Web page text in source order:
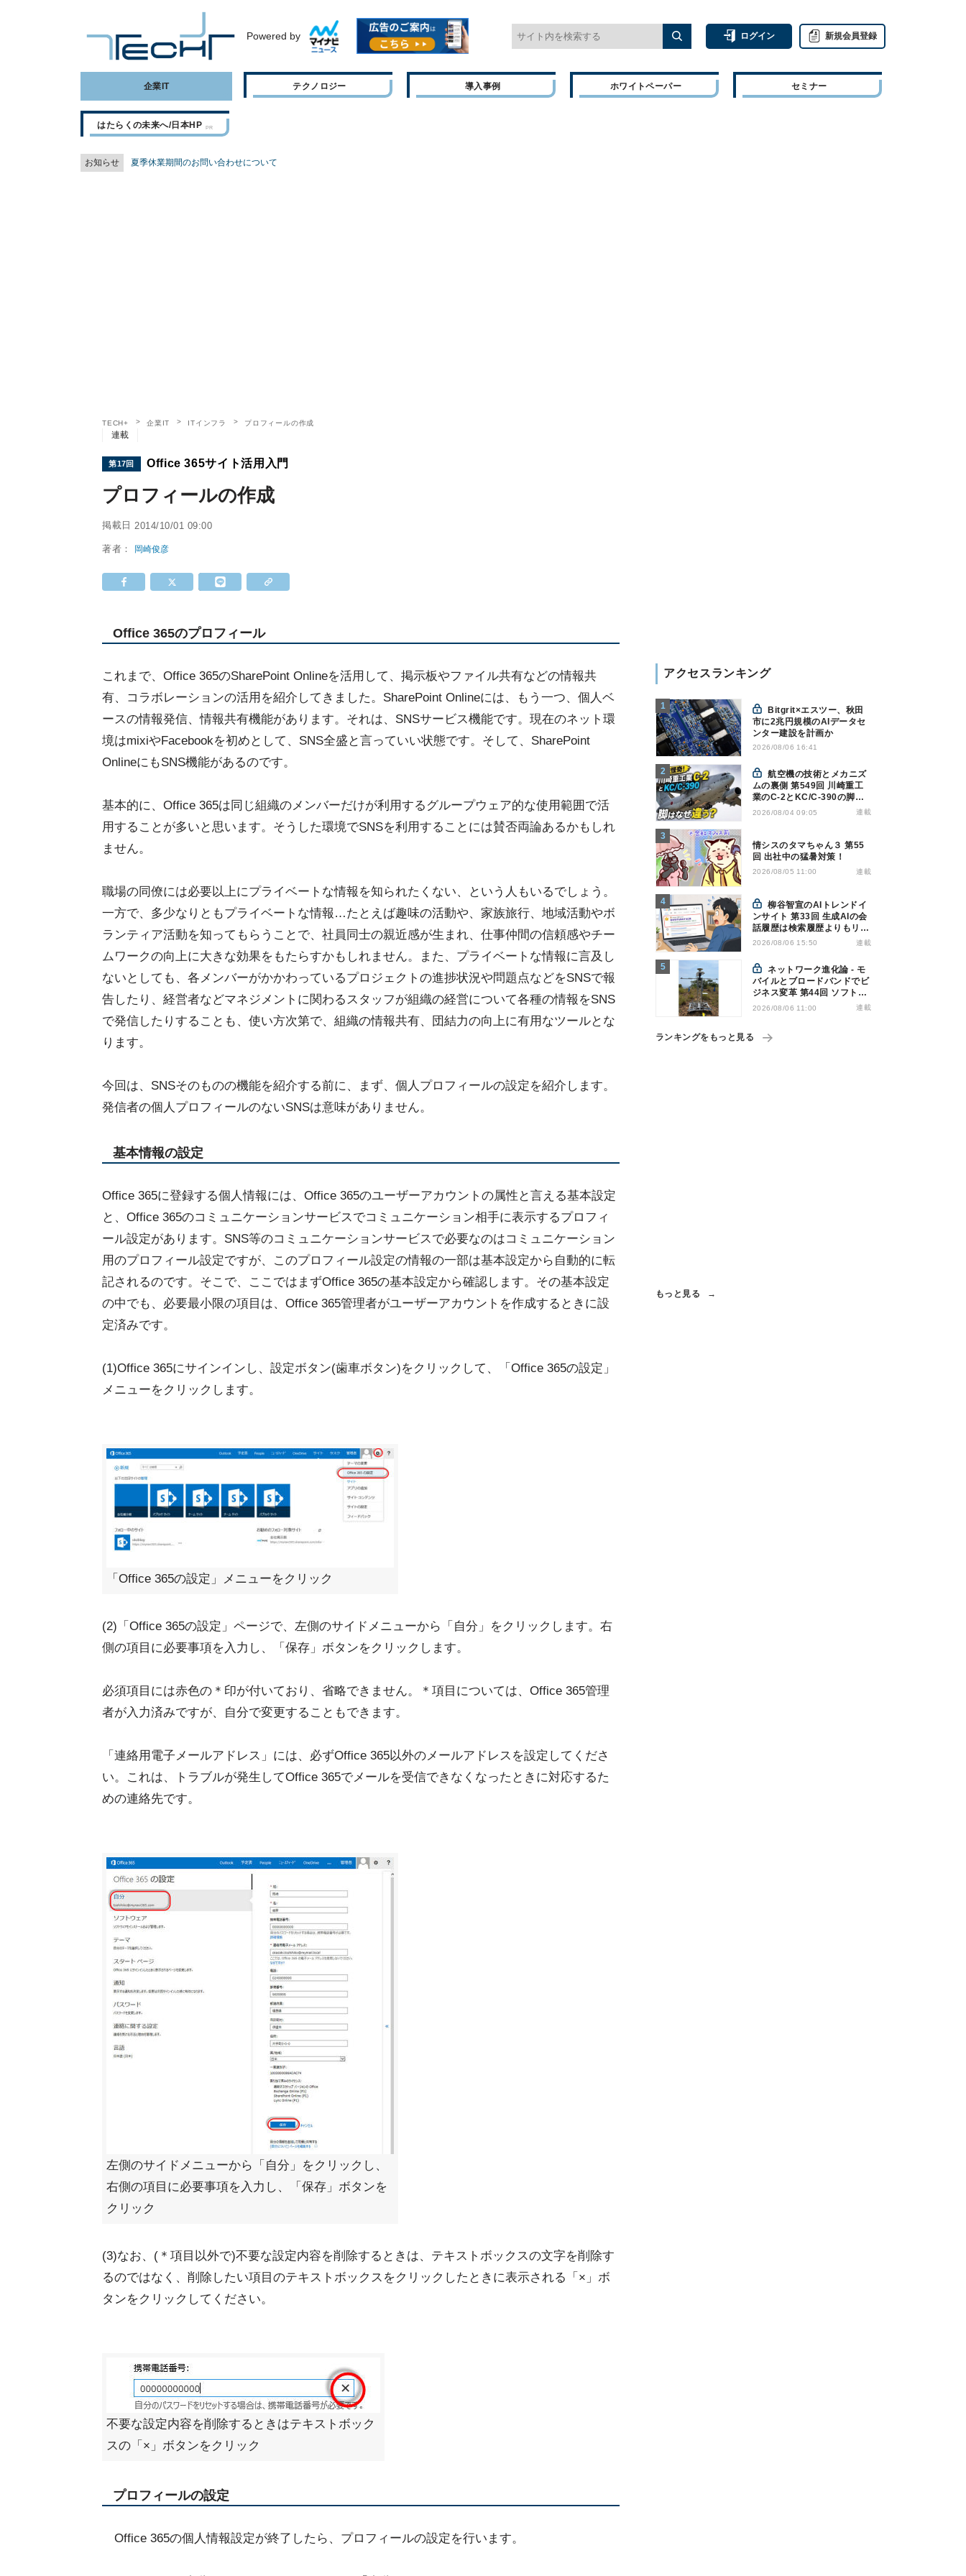
Powered by ログイン 新規会員登録
企業IT テクノロジー 導入事例 ホワイトペーパー セミナー
はたらくの未来へ/日本HP
お知らせ 夏季休業期間のお問い合わせについて
TECH+ 企業IT ITインフラ プロフィールの作成
連載
第17回 Office 365サイト活用入門
プロフィールの作成
掲載日 2014/10/01 09:00
著者： 岡崎俊彦
Office 365のプロフィール
これまで、Office 365のSharePoint Onlineを活用して、掲示板やファイル共有などの情報共
有、コラボレーションの活用を紹介してきました。SharePoint Onlineには、もう一つ、個人ベ
ースの情報発信、情報共有機能があります。それは、SNSサービス機能です。現在のネット環
境はmixiやFacebookを初めとして、SNS全盛と言っていい状態です。そして、SharePoint
OnlineにもSNS機能があるのです。
基本的に、Office 365は同じ組織のメンバーだけが利用するグループウェア的な使用範囲で活
用することが多いと思います。そうした環境でSNSを利用することには賛否両論あるかもしれ
ません。
職場の同僚には必要以上にプライベートな情報を知られたくない、という人もいるでしょう。
一方で、多少なりともプライベートな情報…たとえば趣味の活動や、家族旅行、地域活動やボ
ランティア活動を知ってもらうことで、社員同士の親近感が生まれ、仕事仲間の信頼感やチー
ムワークの向上に大きな効果をもたらすかもしれません。また、プライベートな情報に言及し
ないとしても、各メンバーがかかわっているプロジェクトの進捗状況や問題点などをSNSで報
告したり、経営者などマネジメントに関わるスタッフが組織の経営について各種の情報をSNS
で発信したりすることも、使い方次第で、組織の情報共有、団結力の向上に有用なツールとな
ります。
今回は、SNSそのものの機能を紹介する前に、まず、個人プロフィールの設定を紹介します。
発信者の個人プロフィールのないSNSは意味がありません。
基本情報の設定
Office 365に登録する個人情報には、Office 365のユーザーアカウントの属性と言える基本設定
と、Office 365のコミュニケーションサービスでコミュニケーション相手に表示するプロフィ
ール設定があります。SNS等のコミュニケーションサービスで必要なのはコミュニケーション
用のプロフィール設定ですが、このプロフィール設定の情報の一部は基本設定から自動的に転
記されるのです。そこで、ここではまずOffice 365の基本設定から確認します。その基本設定
の中でも、必要最小限の項目は、Office 365管理者がユーザーアカウントを作成するときに設
定済みです。
(1)Office 365にサインインし、設定ボタン(歯車ボタン)をクリックして、「Office 365の設定」
メニューをクリックします。
「Office 365の設定」メニューをクリック
(2)「Office 365の設定」ページで、左側のサイドメニューから「自分」をクリックします。右
側の項目に必要事項を入力し、「保存」ボタンをクリックします。
必須項目には赤色の＊印が付いており、省略できません。＊項目については、Office 365管理
者が入力済みですが、自分で変更することもできます。
「連絡用電子メールアドレス」には、必ずOffice 365以外のメールアドレスを設定してくださ
い。これは、トラブルが発生してOffice 365でメールを受信できなくなったときに対応するた
めの連絡先です。
左側のサイドメニューから「自分」をクリックし、
右側の項目に必要事項を入力し、「保存」ボタンを
クリック
(3)なお、(＊項目以外で)不要な設定内容を削除するときは、テキストボックスの文字を削除す
るのではなく、削除したい項目のテキストボックスをクリックしたときに表示される「×」ボ
タンをクリックしてください。
不要な設定内容を削除するときはテキストボック
スの「×」ボタンをクリック
プロフィールの設定
Office 365の個人情報設定が終了したら、プロフィールの設定を行います。
アクセスランキング
市に2兆円規模のAIデータセ
ンター建設を計画か
2026/08/06 16:41
航空機の技術とメカニズ
ムの裏側 第549回 川崎重工
業のC-2とKC/C-390の脚は
なぜ違う? - 降着装置は複雑
2026/08/04 09:05 連載
情シスのタマちゃん３ 第55
回 出社中の猛暑対策！
2026/08/05 11:00 連載
柳谷智宣のAIトレンドイ
ンサイト 第33回 生成AIの会
話履歴は検索履歴よりもリス
キー？今のうちに情報漏洩対
2026/08/06 15:50 連載
ネットワーク進化論 - モ
バイルとブロードバンドでビ
ジネス変革 第44回 ソフトバ
ンクが「HAPS」のプレ商用
2026/08/06 11:00 連載
ランキングをもっと見る
もっと見る